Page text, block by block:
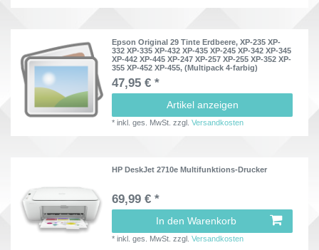
Epson Original 29 Tinte Erdbeere, XP-235 XP-
332 XP-335 XP-432 XP-435 XP-245 XP-342 XP-345
XP-442 XP-445 XP-247 XP-257 XP-255 XP-352 XP-
355 XP-452 XP-455, (Multipack 4-farbig)
47,95 € *
Artikel anzeigen
*inkl. ges. MwSt. zzgl.Versandkosten
HP DeskJet 2710e Multifunktions-Drucker
69,99 € *
In den Warenkorb
*inkl. ges. MwSt. zzgl.Versandkosten